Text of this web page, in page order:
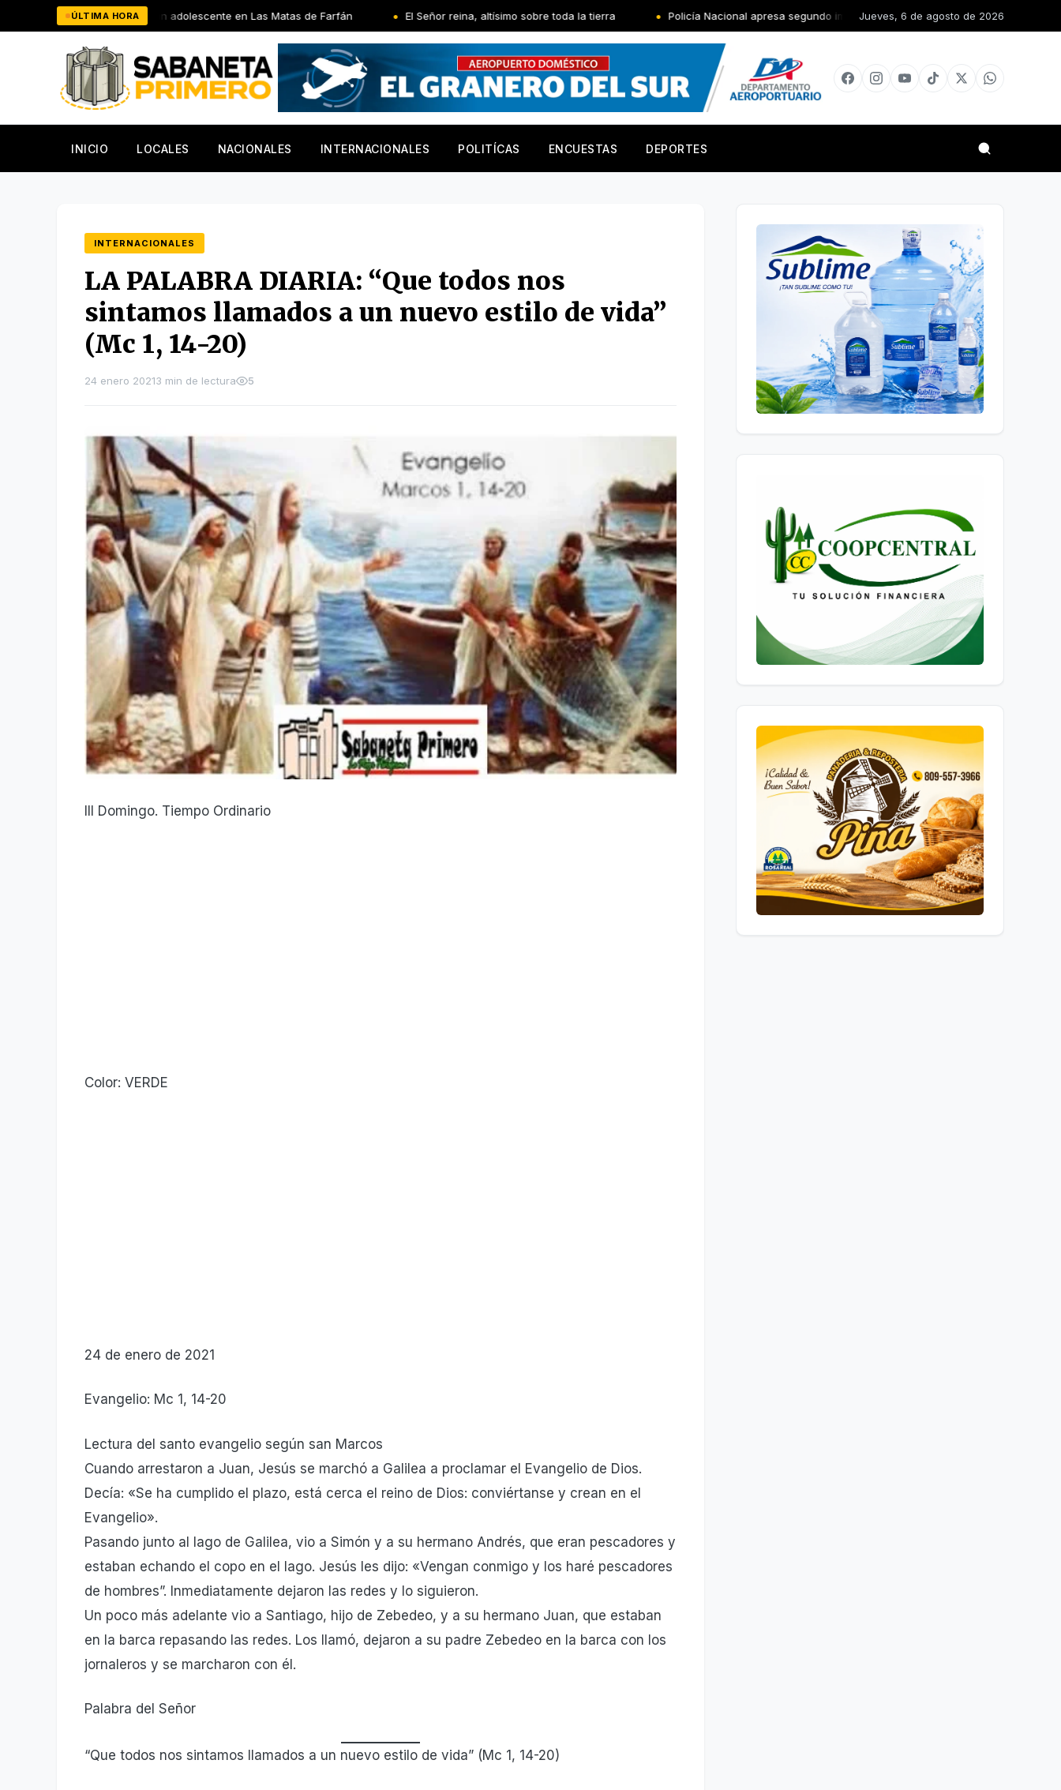
al
ÚLTIMA HORA
retiene a un adolescente en Las Matas de Farfán El Señor reina, altísimo sobre toda la tierra Policía Nacional apresa segundo implicado en robo de RD$15 mil y mercancías de una vivienda
Jueves, 6 de agosto de 2026
INICIO LOCALES NACIONALES INTERNACIONALES POLITÍCAS ENCUESTAS DEPORTES
INTERNACIONALES
LA PALABRA DIARIA: “Que todos nos
sintamos llamados a un nuevo estilo de vida”
(Mc 1, 14-20)
24 enero 20213 min de lectura 5
III Domingo. Tiempo Ordinario
Color: VERDE
24 de enero de 2021
Evangelio: Mc 1, 14-20
Lectura del santo evangelio según san Marcos
Cuando arrestaron a Juan, Jesús se marchó a Galilea a proclamar el Evangelio de Dios.
Decía: «Se ha cumplido el plazo, está cerca el reino de Dios: conviértanse y crean en el
Evangelio».
Pasando junto al lago de Galilea, vio a Simón y a su hermano Andrés, que eran pescadores y
estaban echando el copo en el lago. Jesús les dijo: «Vengan conmigo y los haré pescadores
de hombres”. Inmediatamente dejaron las redes y lo siguieron.
Un poco más adelante vio a Santiago, hijo de Zebedeo, y a su hermano Juan, que estaban
en la barca repasando las redes. Los llamó, dejaron a su padre Zebedeo en la barca con los
jornaleros y se marcharon con él.
Palabra del Señor
“Que todos nos sintamos llamados a un nuevo estilo de vida” (Mc 1, 14-20)